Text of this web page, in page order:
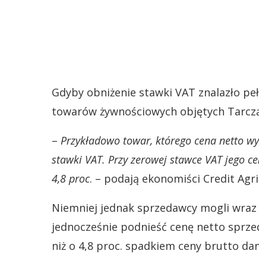
Gdyby obniżenie stawki VAT znalazło
towarów żywnościowych objętych
– Przykładowo towar, którego cena netto
stawki VAT. Przy zerowej stawce VAT jego
4,8 proc. – podają ekonomiści Credit
Niemniej jednak sprzedawcy mogli
jednocześnie podnieść cenę netto
niż o 4,8 proc. spadkiem ceny brutto